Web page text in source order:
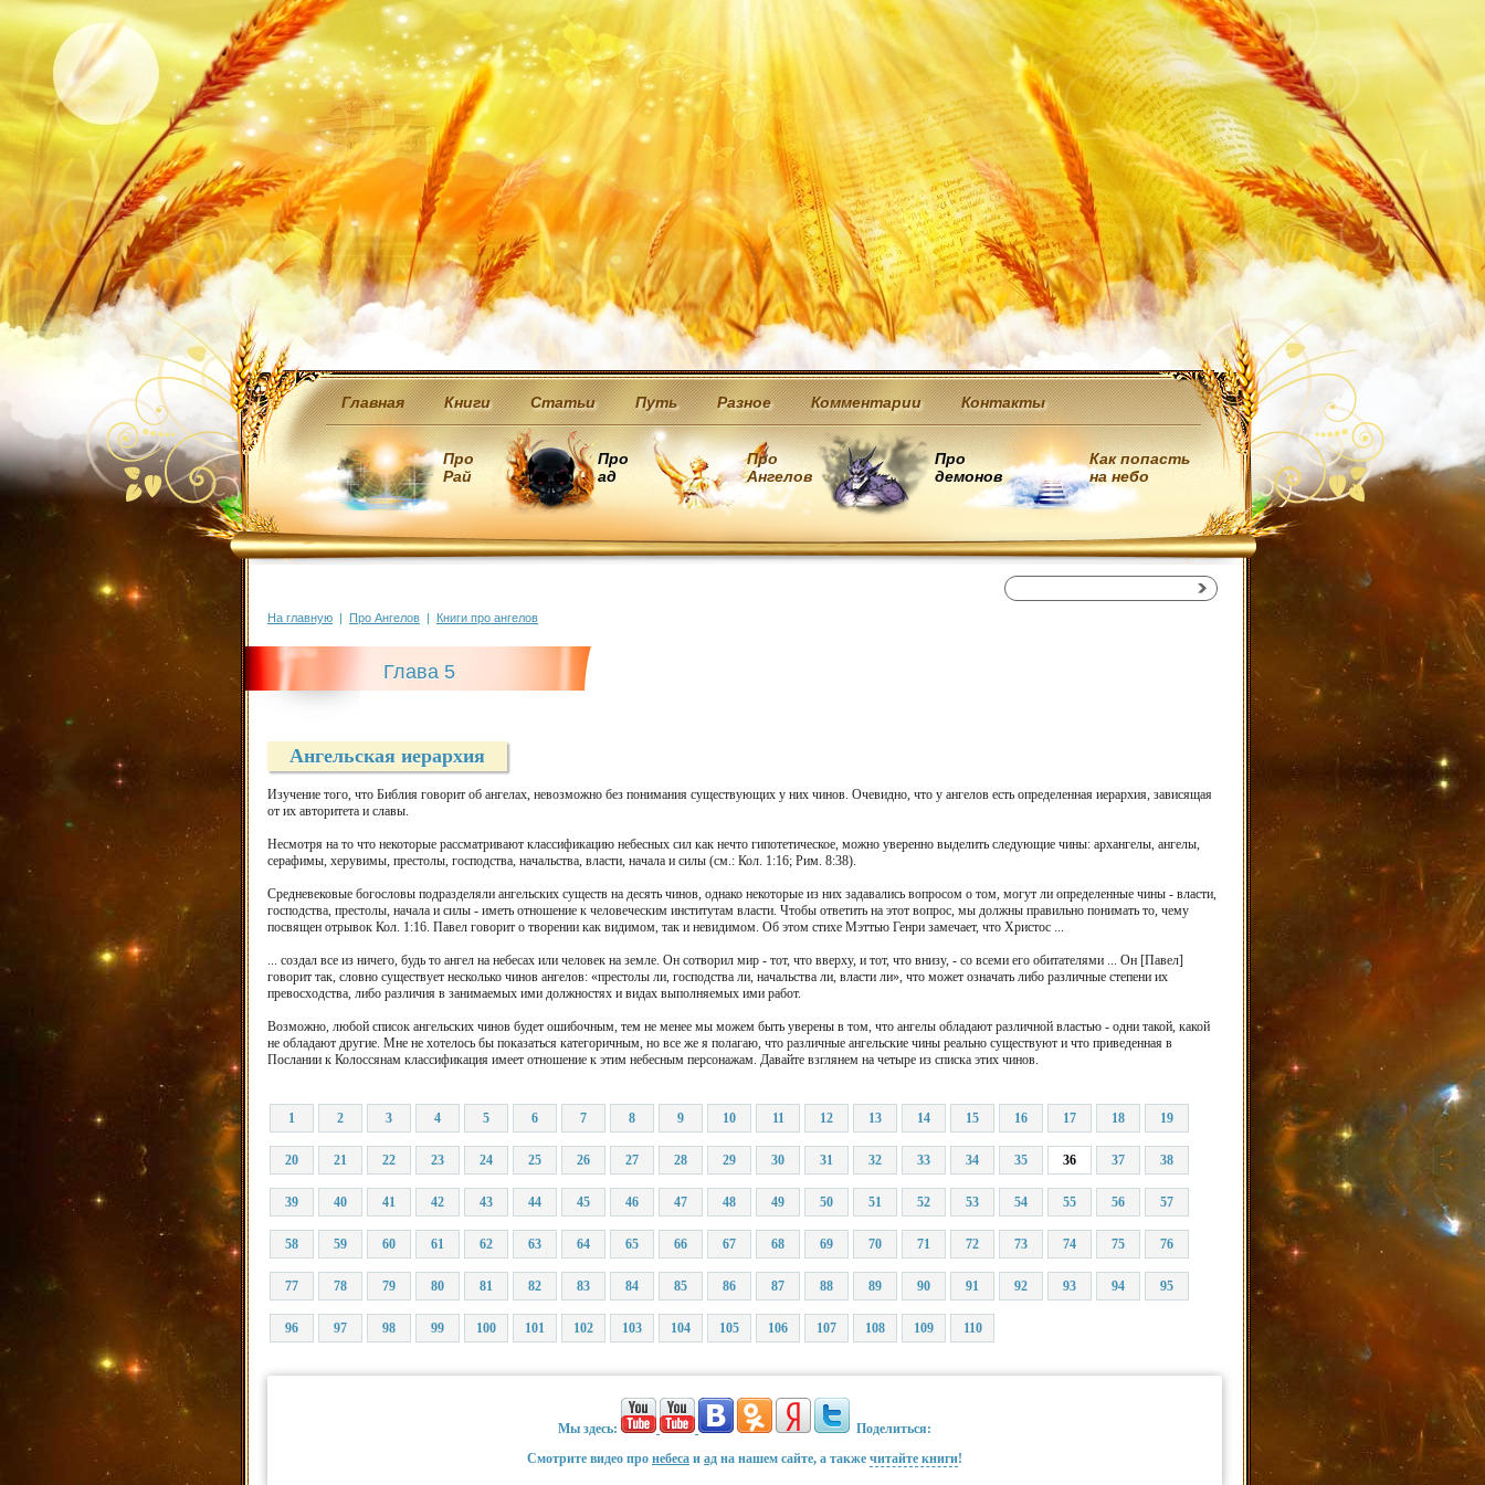
Главная Книги Статьи Путь Разное Комментарии Контакты
Про
Рай
Про
ад
Про
Ангелов
Про
демонов
Как попасть
на небо
На главную | Про Ангелов | Книги про ангелов
Глава 5
Ангельская иерархия
Изучение того, что Библия говорит об ангелах, невозможно без понимания существующих у них чинов. Очевидно, что у ангелов есть определенная иерархия, зависящая
от их авторитета и славы.
Несмотря на то что некоторые рассматривают классификацию небесных сил как нечто гипотетическое, можно уверенно выделить следующие чины: архангелы, ангелы,
серафимы, херувимы, престолы, господства, начальства, власти, начала и силы (см.: Кол. 1:16; Рим. 8:38).
Средневековые богословы подразделяли ангельских существ на десять чинов, однако некоторые из них задавались вопросом о том, могут ли определенные чины - власти,
господства, престолы, начала и силы - иметь отношение к человеческим институтам власти. Чтобы ответить на этот вопрос, мы должны правильно понимать то, чему
посвящен отрывок Кол. 1:16. Павел говорит о творении как видимом, так и невидимом. Об этом стихе Мэттью Генри замечает, что Христос ...
... создал все из ничего, будь то ангел на небесах или человек на земле. Он сотворил мир - тот, что вверху, и тот, что внизу, - со всеми его обитателями ... Он [Павел]
говорит так, словно существует несколько чинов ангелов: «престолы ли, господства ли, начальства ли, власти ли», что может означать либо различные степени их
превосходства, либо различия в занимаемых ими должностях и видах выполняемых ими работ.
Возможно, любой список ангельских чинов будет ошибочным, тем не менее мы можем быть уверены в том, что ангелы обладают различной властью - одни такой, какой
не обладают другие. Мне не хотелось бы показаться категоричным, но все же я полагаю, что различные ангельские чины реально существуют и что приведенная в
Послании к Колоссянам классификация имеет отношение к этим небесным персонажам. Давайте взглянем на четыре из списка этих чинов.
1 2 3 4 5 6 7 8 9 10 11 12 13 14 15 16 17 18 19
20 21 22 23 24 25 26 27 28 29 30 31 32 33 34 35 36 37 38
39 40 41 42 43 44 45 46 47 48 49 50 51 52 53 54 55 56 57
58 59 60 61 62 63 64 65 66 67 68 69 70 71 72 73 74 75 76
77 78 79 80 81 82 83 84 85 86 87 88 89 90 91 92 93 94 95
96 97 98 99 100 101 102 103 104 105 106 107 108 109 110
Мы здесь:
Поделиться:
Смотрите видео про небеса и ад на нашем сайте, а также читайте книги!